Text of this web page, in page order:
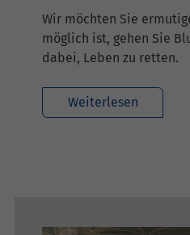
Wir möchten Sie
möglich ist, gehen Sie
dabei, Leben zu retten.
Weiterlesen